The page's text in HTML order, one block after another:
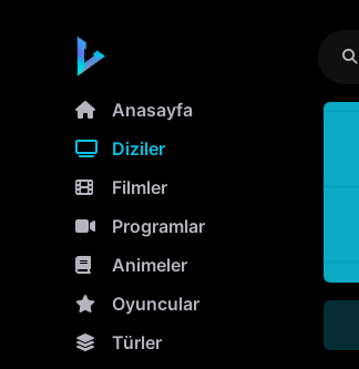
Anasayfa
Diziler
Filmler
Programlar
Animeler
Oyuncular
Türler